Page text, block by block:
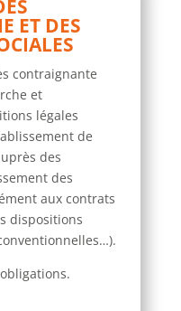
ET DES
contraignante
et
légales
de
des
des
aux contrats
dispositions
…).